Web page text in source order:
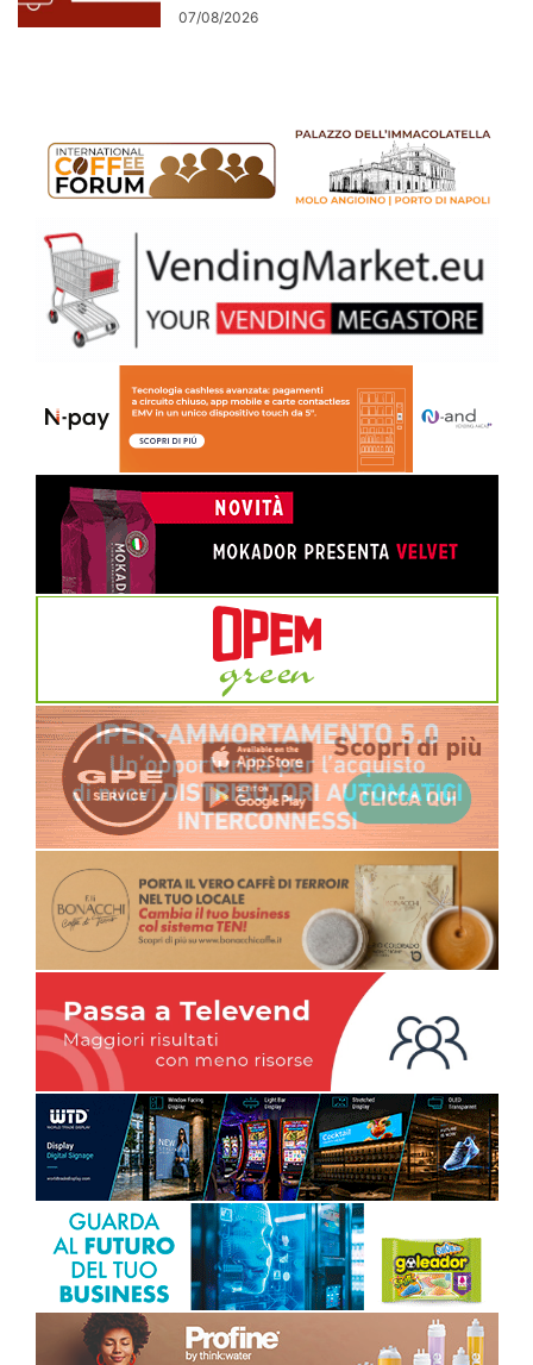
07/08/2026